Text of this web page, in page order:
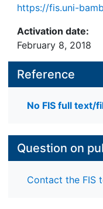
https://fis.uni-
Activation date:
February 8, 2018
Reference
No FIS full text/
Question on
Contact the FIS